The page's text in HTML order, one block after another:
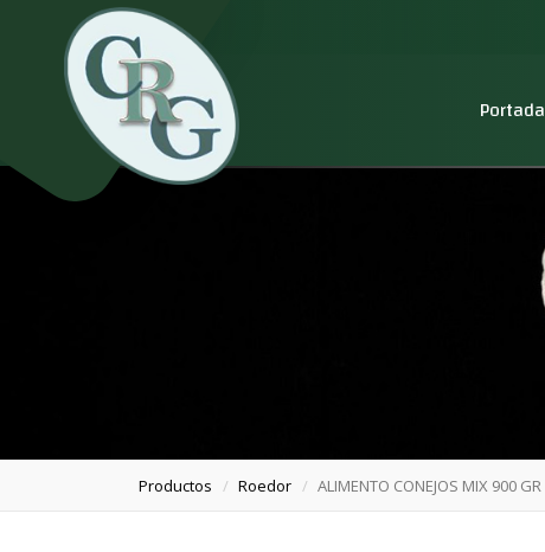
Portada
Productos Roedor ALIMENTO CONEJOS MIX 900 GR